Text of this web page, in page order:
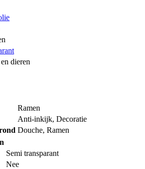
dieren
Ramen
Anti-inkijk, Decoratie
Douche, Ramen
Semi transparant
Nee